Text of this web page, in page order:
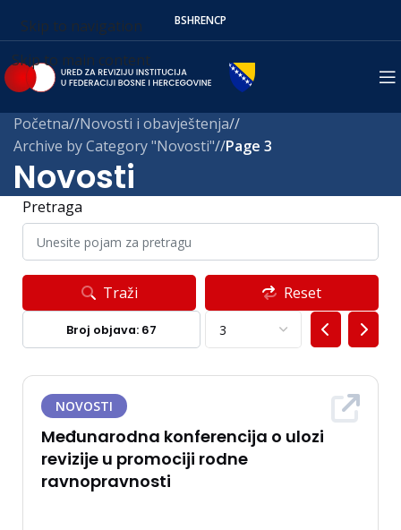
Skip to navigation
Skip to main content
BSHRENСР
Novosti
Početna/ Novosti i obavještenja/
Archive by Category "Novosti"/ Page 3
NOVOSTI
Međunarodna konferencija o ulozi
revizije u promociji rodne
ravnopravnosti
Pretraga
Traži Reset
Broj objava: 67